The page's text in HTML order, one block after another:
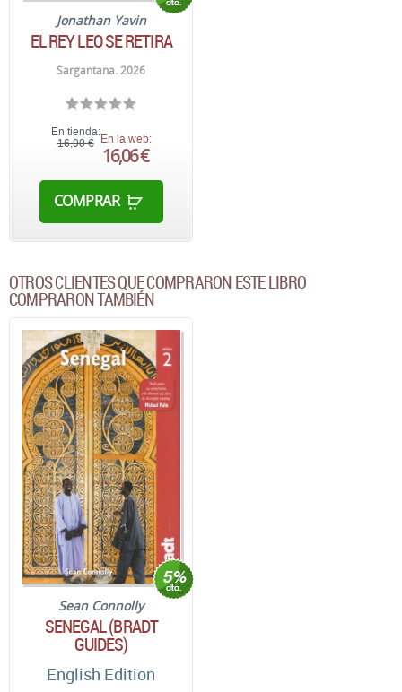
Jonathan Yavin
EL REY LEO SE RETIRA
Sargantana. 2026
En tienda:
16,90 € En la web:
16,06 €
COMPRAR
OTROS CLIENTES QUE COMPRARON ESTE LIBRO
COMPRARON TAMBIÉN
Sean Connolly
SENEGAL (BRADT
GUIDES)
English Edition